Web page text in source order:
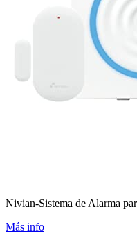
Nivian-Sistema de Alarma
Más info